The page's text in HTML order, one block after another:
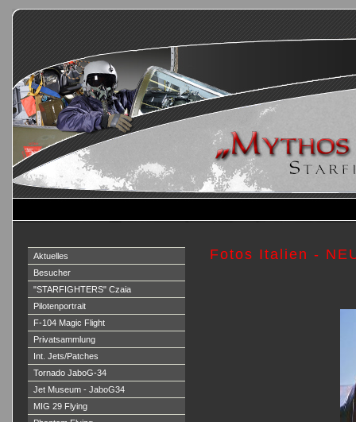
Aktuelles
Besucher
"STARFIGHTERS" Czaia
Pilotenportrait
F-104 Magic Flight
Privatsammlung
Int. Jets/Patches
Tornado JaboG-34
Jet Museum - JaboG34
MIG 29 Flying
Fotos Italien -